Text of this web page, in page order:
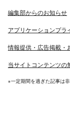
編集部からのお知らせ
アプリケーションプラ
情報提供・広告掲載・
当サイトコンテンツの
※一定期間を過ぎた記事は